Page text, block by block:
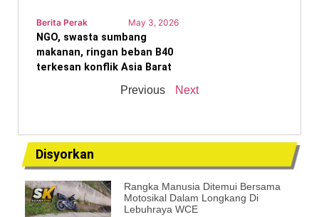
NGO, swasta sumbang
makanan, ringan beban B40
terkesan konflik Asia Barat
Berita Perak May 3, 2026
Previous Next
Disyorkan
Rangka Manusia Ditemui Bersama
Motosikal Dalam Longkang Di
Lebuhraya WCE